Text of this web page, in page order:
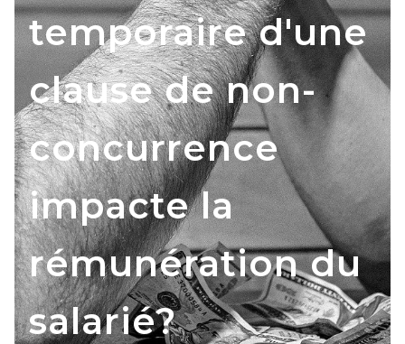
temporaire d'une
clause de non-
concurrence
impacte la
rémunération du
salarié?